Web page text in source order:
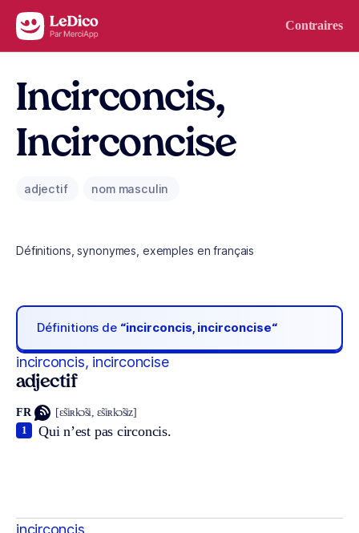
Aller au contenu Contraires
Incirconcis,
Incirconcise
adjectif nom masculin
Définitions, synonymes, exemples en français
Définitions de “incirconcis, incirconcise“
incirconcis, incirconcise
adjectif
FR [ɛ̃siʀkɔ̃si, ɛ̃siʀkɔ̃siz]
Qui n’est pas circoncis.
1
incirconcis